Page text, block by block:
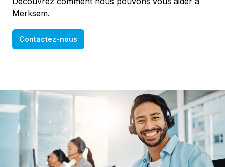
Merksem.
Contactez-nous